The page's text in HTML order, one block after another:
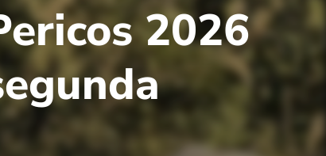
2026